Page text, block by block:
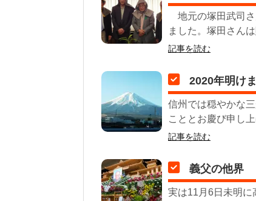
地元の塚田武司さ
ました。塚田さん
記事を読む
2020年明け
信州では穏やかな
こととお慶び申し
記事を読む
義父の他界
実は11月6日未明に